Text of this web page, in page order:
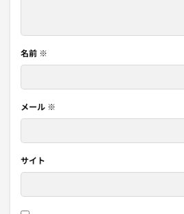
名前 ※
メール ※
サイト